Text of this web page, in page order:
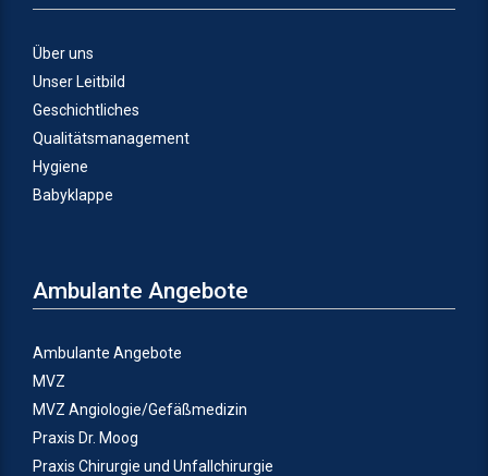
Über uns
Unser Leitbild
Geschichtliches
Qualitätsmanagement
Hygiene
Babyklappe
Ambulante Angebote
Ambulante Angebote
MVZ
MVZ Angiologie/Gefäßmedizin
Praxis Dr. Moog
Praxis Chirurgie und Unfallchirurgie